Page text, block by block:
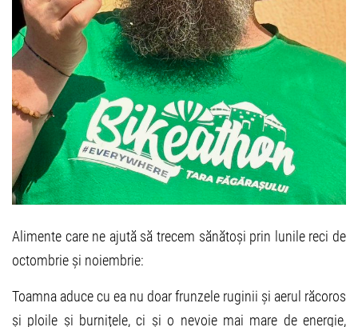
Alimente care ne ajută să trecem sănătoși prin lunile reci de
octombrie și noiembrie:
Toamna aduce cu ea nu doar frunzele ruginii și aerul răcoros
și ploile și burnițele, ci și o nevoie mai mare de energie,